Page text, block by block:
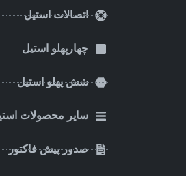
اتصالات استیل
چهارپهلو استیل
شش پهلو استیل
سایر محصولات
صدور پیش فاکتور